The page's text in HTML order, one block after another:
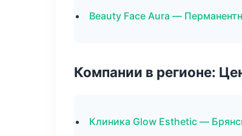
Beauty Face Aura —
Компании в регионе:
Клиника Glow Esthetic —